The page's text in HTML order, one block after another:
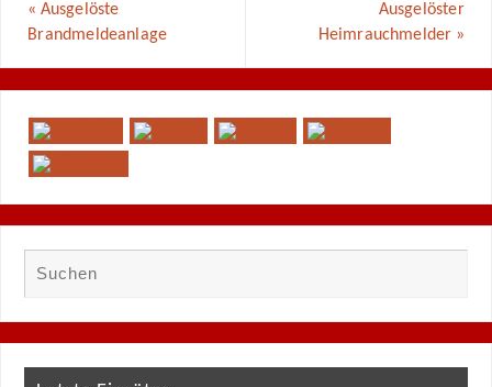
« Ausgelöste
Brandmeldeanlage
Ausgelöster
Heimrauchmelder »